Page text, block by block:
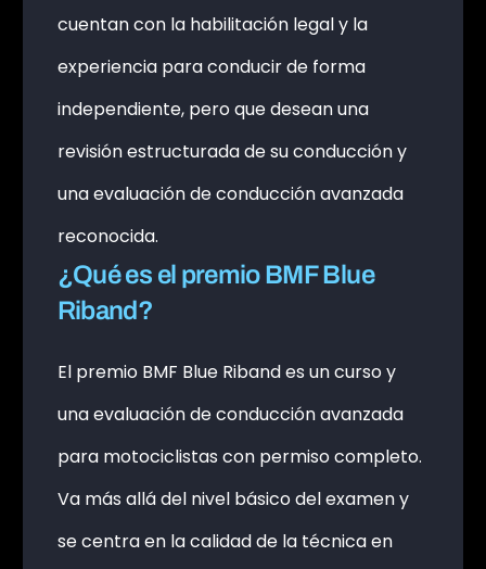
cuentan con la habilitación legal y la
experiencia para conducir de forma
independiente, pero que desean una
revisión estructurada de su conducción y
una evaluación de conducción avanzada
reconocida.
¿Qué es el premio BMF Blue
Riband?
El premio BMF Blue Riband es un curso y
una evaluación de conducción avanzada
para motociclistas con permiso completo.
Va más allá del nivel básico del examen y
se centra en la calidad de la técnica en